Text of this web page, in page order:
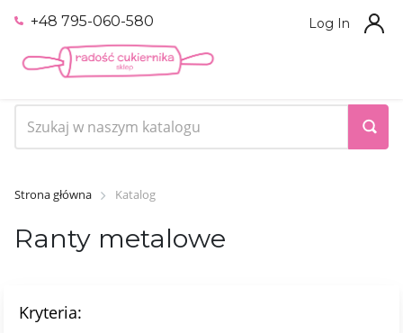
+48 795-060-580 Log In
Strona główna Katalog
Ranty metalowe
Kryteria: